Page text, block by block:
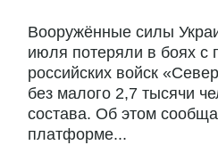
Вооружённые силы
июля потеряли в боях с
российских войск
без малого 2,7 тысячи
состава. Об этом
платформе...